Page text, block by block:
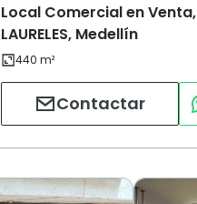
Local Comercial en Venta,
LAURELES, Medellín
Contactar